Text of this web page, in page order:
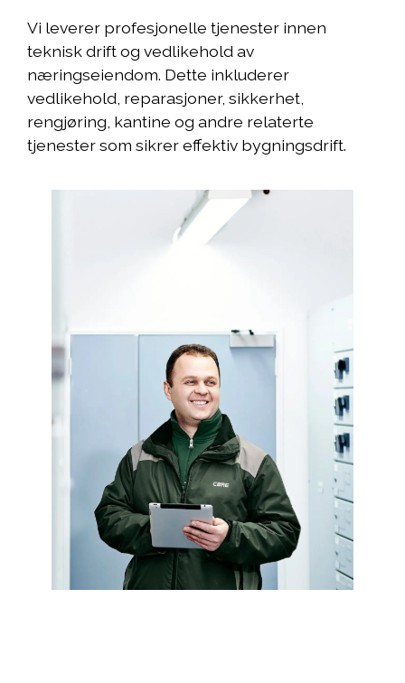
Vi leverer profesjonelle tjenester innen
teknisk drift og vedlikehold av
næringseiendom. Dette inkluderer
vedlikehold, reparasjoner, sikkerhet,
rengjøring, kantine og andre relaterte
tjenester som sikrer effektiv bygningsdrift.